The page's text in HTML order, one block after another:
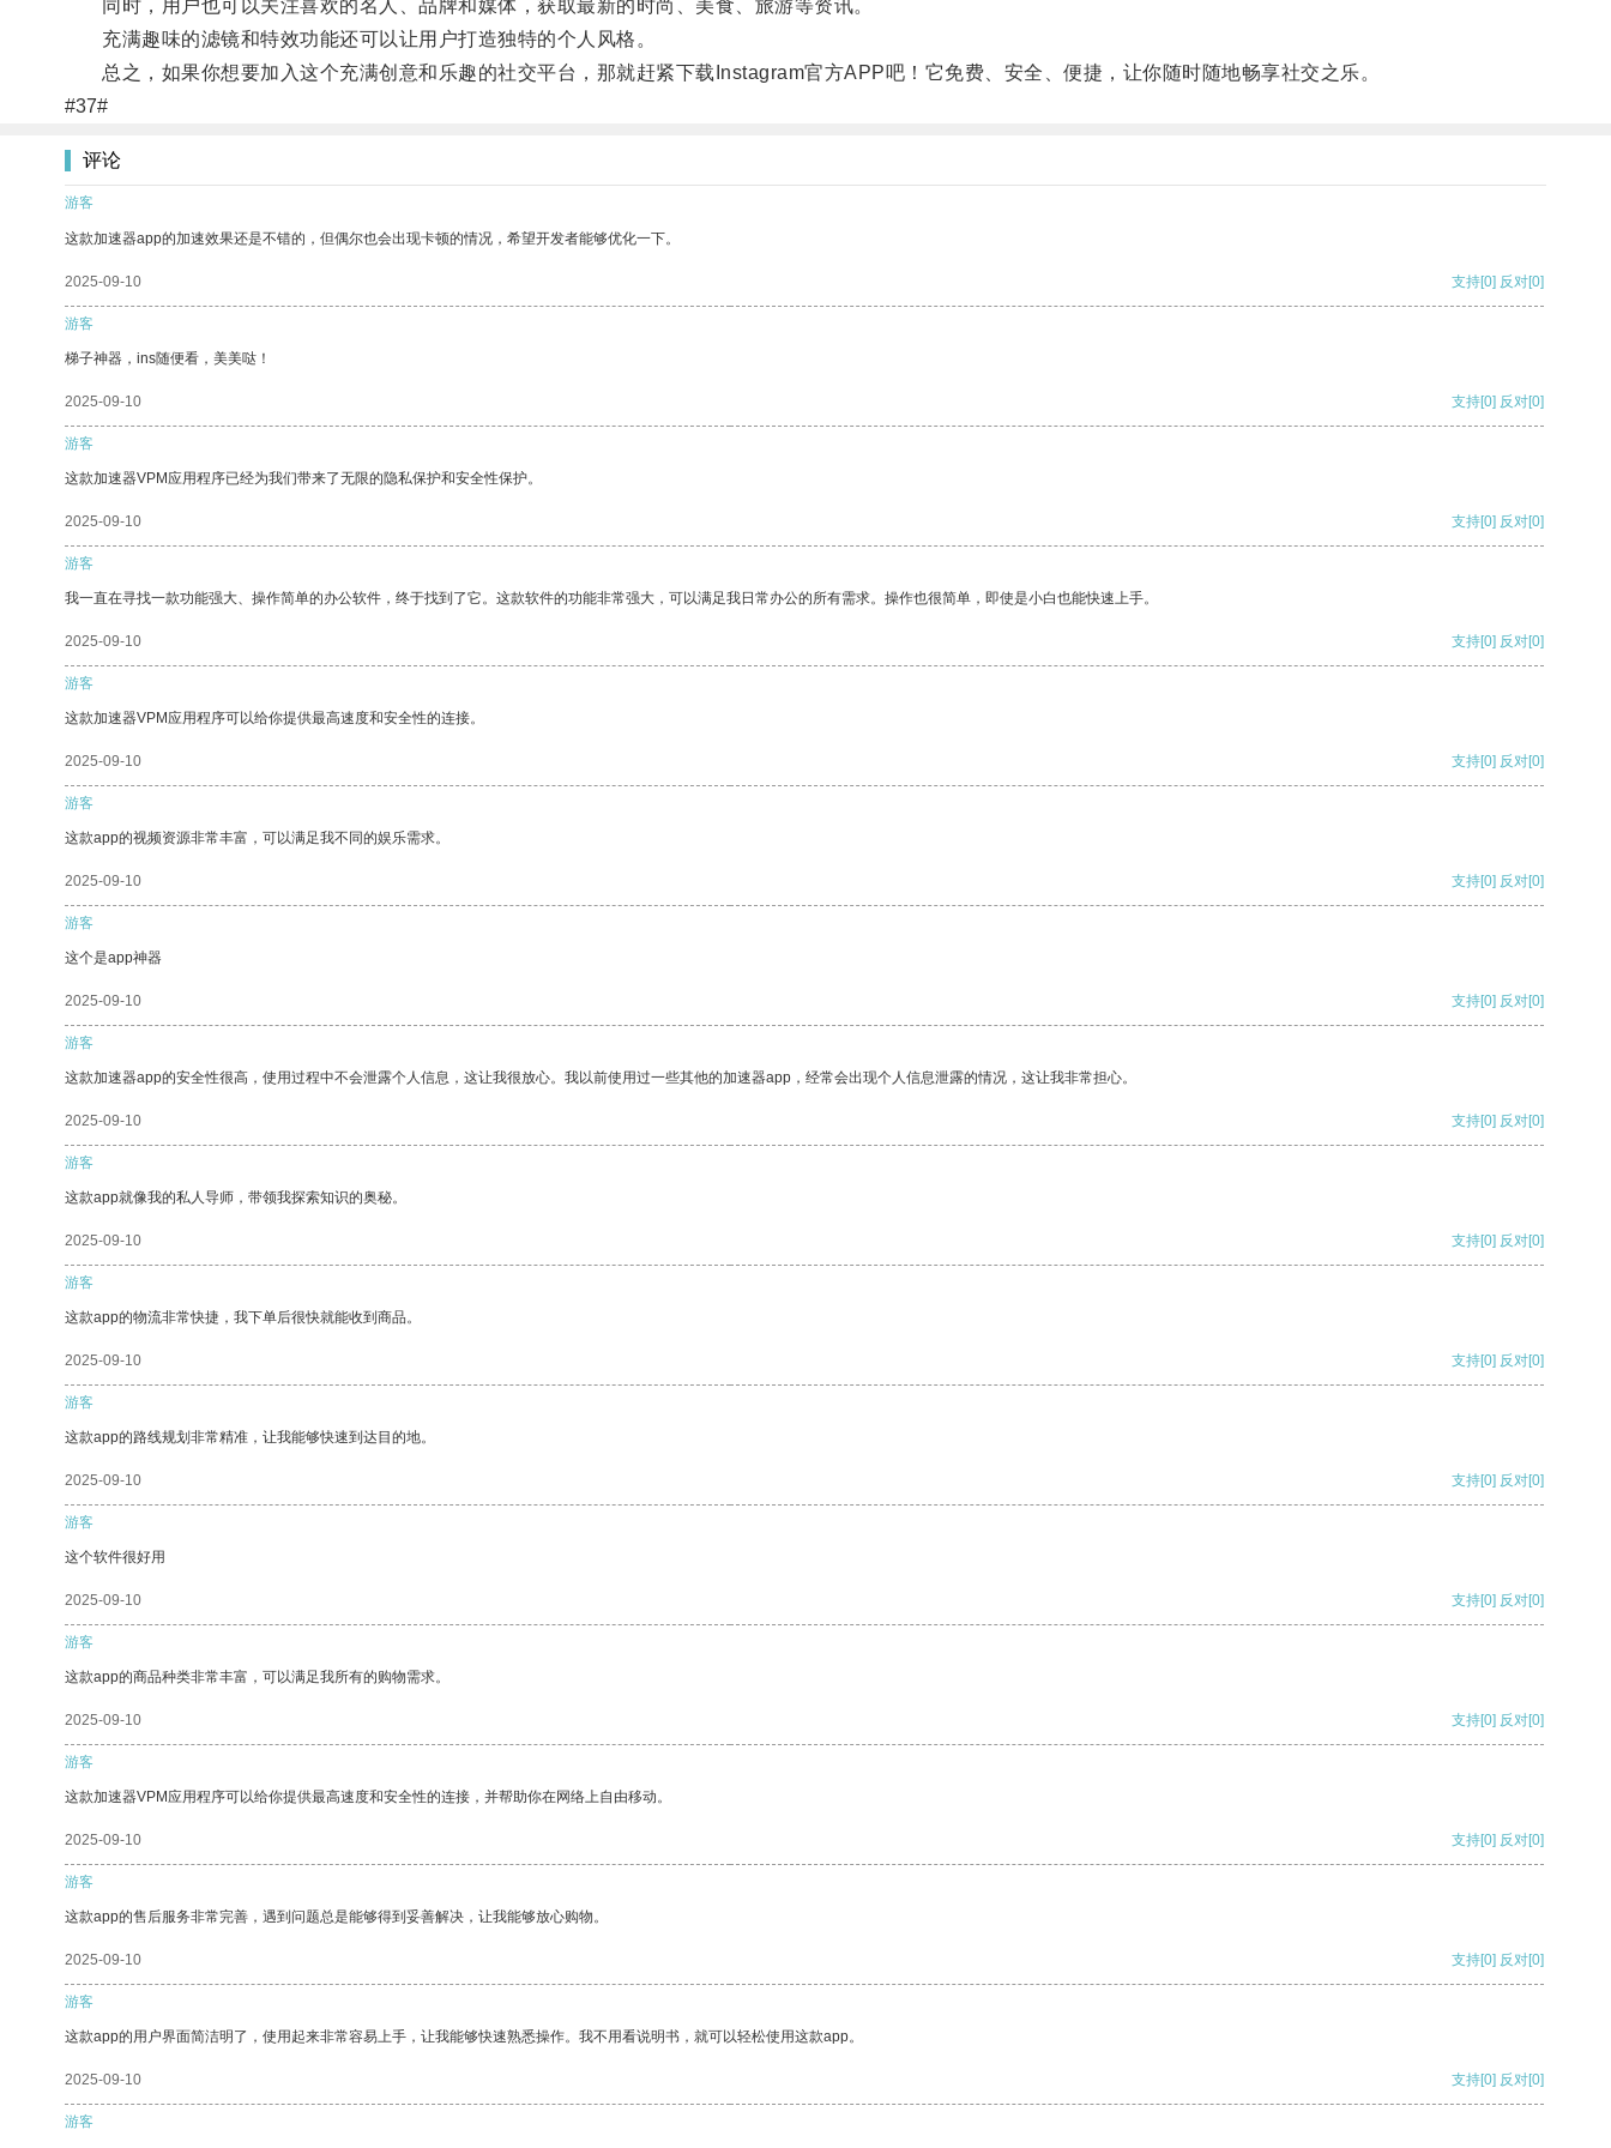
同时，用户也可以关注喜欢的名人、品牌和媒体，获取最新的时尚、美食、旅游等资讯。
充满趣味的滤镜和特效功能还可以让用户打造独特的个人风格。
总之，如果你想要加入这个充满创意和乐趣的社交平台，那就赶紧下载Instagram官方APP吧！它免费、安全、便捷，让你随时随地畅享社交之乐。
#37#
评论
游客
这款加速器app的加速效果还是不错的，但偶尔也会出现卡顿的情况，希望开发者能够优化一下。
2025-09-10 支持[0] 反对[0]
游客
梯子神器，ins随便看，美美哒！
2025-09-10 支持[0] 反对[0]
游客
这款加速器VPM应用程序已经为我们带来了无限的隐私保护和安全性保护。
2025-09-10 支持[0] 反对[0]
游客
我一直在寻找一款功能强大、操作简单的办公软件，终于找到了它。这款软件的功能非常强大，可以满足我日常办公的所有需求。操作也很简单，即使是小白也能快速上手。
2025-09-10 支持[0] 反对[0]
游客
这款加速器VPM应用程序可以给你提供最高速度和安全性的连接。
2025-09-10 支持[0] 反对[0]
游客
这款app的视频资源非常丰富，可以满足我不同的娱乐需求。
2025-09-10 支持[0] 反对[0]
游客
这个是app神器
2025-09-10 支持[0] 反对[0]
游客
这款加速器app的安全性很高，使用过程中不会泄露个人信息，这让我很放心。我以前使用过一些其他的加速器app，经常会出现个人信息泄露的情况，这让我非常担心。
2025-09-10 支持[0] 反对[0]
游客
这款app就像我的私人导师，带领我探索知识的奥秘。
2025-09-10 支持[0] 反对[0]
游客
这款app的物流非常快捷，我下单后很快就能收到商品。
2025-09-10 支持[0] 反对[0]
游客
这款app的路线规划非常精准，让我能够快速到达目的地。
2025-09-10 支持[0] 反对[0]
游客
这个软件很好用
2025-09-10 支持[0] 反对[0]
游客
这款app的商品种类非常丰富，可以满足我所有的购物需求。
2025-09-10 支持[0] 反对[0]
游客
这款加速器VPM应用程序可以给你提供最高速度和安全性的连接，并帮助你在网络上自由移动。
2025-09-10 支持[0] 反对[0]
游客
这款app的售后服务非常完善，遇到问题总是能够得到妥善解决，让我能够放心购物。
2025-09-10 支持[0] 反对[0]
游客
这款app的用户界面简洁明了，使用起来非常容易上手，让我能够快速熟悉操作。我不用看说明书，就可以轻松使用这款app。
2025-09-10 支持[0] 反对[0]
游客